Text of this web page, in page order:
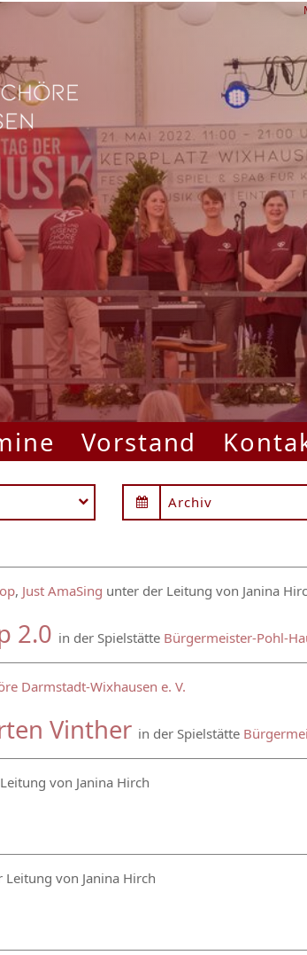
Vorstand
Archiv
, Just AmaSing unter der Leitung von Janina
2.0 in der Spielstätte Bürgermeister-Pohl-
Darmstadt-Wixhausen e. V.
Vinther in der Spielstätte
von Janina Hirch
Leitung von Janina Hirch